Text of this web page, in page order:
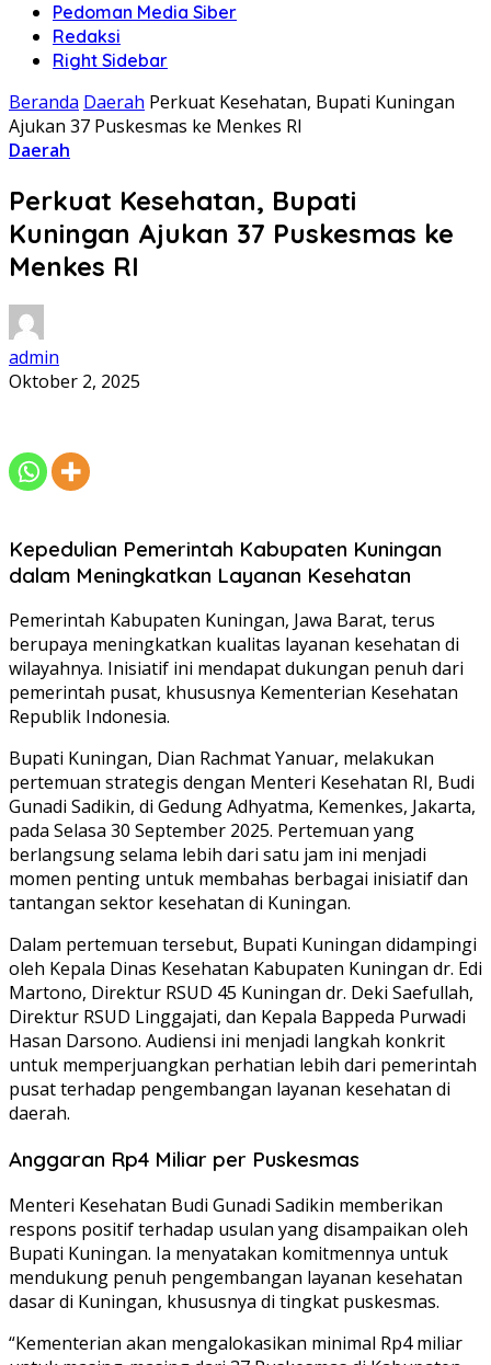
Pedoman Media Siber
Redaksi
Right Sidebar
Beranda Daerah Perkuat Kesehatan, Bupati Kuningan
Ajukan 37 Puskesmas ke Menkes RI
Daerah
Perkuat Kesehatan, Bupati
Kuningan Ajukan 37 Puskesmas ke
Menkes RI
admin
Oktober 2, 2025
Kepedulian Pemerintah Kabupaten Kuningan
dalam Meningkatkan Layanan Kesehatan
Pemerintah Kabupaten Kuningan, Jawa Barat, terus
berupaya meningkatkan kualitas layanan kesehatan di
wilayahnya. Inisiatif ini mendapat dukungan penuh dari
pemerintah pusat, khususnya Kementerian Kesehatan
Republik Indonesia.
Bupati Kuningan, Dian Rachmat Yanuar, melakukan
pertemuan strategis dengan Menteri Kesehatan RI, Budi
Gunadi Sadikin, di Gedung Adhyatma, Kemenkes, Jakarta,
pada Selasa 30 September 2025. Pertemuan yang
berlangsung selama lebih dari satu jam ini menjadi
momen penting untuk membahas berbagai inisiatif dan
tantangan sektor kesehatan di Kuningan.
Dalam pertemuan tersebut, Bupati Kuningan didampingi
oleh Kepala Dinas Kesehatan Kabupaten Kuningan dr. Edi
Martono, Direktur RSUD 45 Kuningan dr. Deki Saefullah,
Direktur RSUD Linggajati, dan Kepala Bappeda Purwadi
Hasan Darsono. Audiensi ini menjadi langkah konkrit
untuk memperjuangkan perhatian lebih dari pemerintah
pusat terhadap pengembangan layanan kesehatan di
daerah.
Anggaran Rp4 Miliar per Puskesmas
Menteri Kesehatan Budi Gunadi Sadikin memberikan
respons positif terhadap usulan yang disampaikan oleh
Bupati Kuningan. Ia menyatakan komitmennya untuk
mendukung penuh pengembangan layanan kesehatan
dasar di Kuningan, khususnya di tingkat puskesmas.
“Kementerian akan mengalokasikan minimal Rp4 miliar